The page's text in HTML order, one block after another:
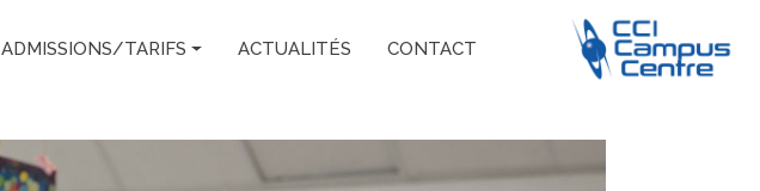
ADMISSIONS/TARIFS ACTUALITÉS CONTACT